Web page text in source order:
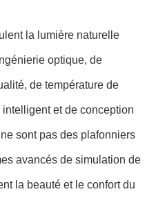
la lumière naturelle
optique, de
de température de
et de conception
sont pas des plafonniers
avancés de simulation de
la beauté et le confort du